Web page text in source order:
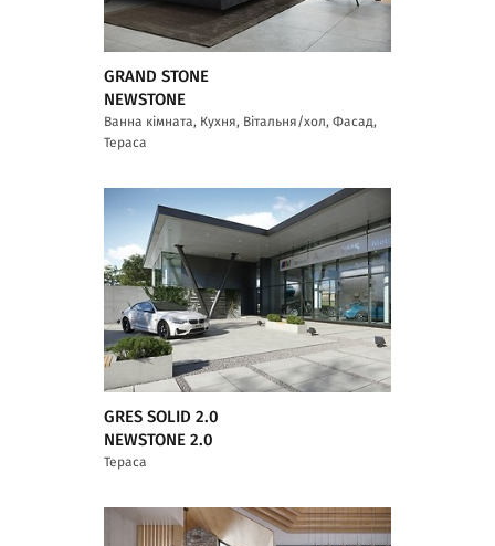
GRAND STONE
NEWSTONE
Ванна кімната, Кухня, Вітальня/хол, Фасад,
Тераса
GRES SOLID 2.0
NEWSTONE 2.0
Тераса